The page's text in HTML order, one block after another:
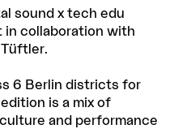
sound x tech edu
in collaboration with
6 Berlin districts for
is a mix of
and performance